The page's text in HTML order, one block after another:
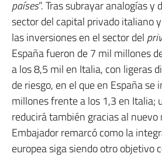
países”. Tras subrayar analogías y
sector del capital privado italiano
las inversiones en el sector del
España fueron de 7 mil millones
a los 8,5 mil en Italia, con ligeras
de riesgo, en el que en España
millones frente a los 1,3 en Italia;
reducirá también gracias al
Embajador remarcó como la
europea siga siendo otro objetivo